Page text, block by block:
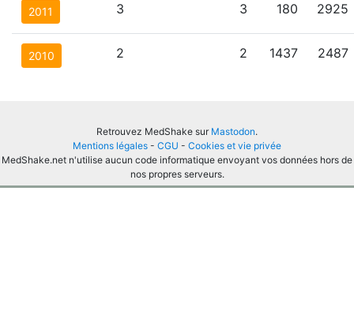
2011 3 3 180 2925
2010 2 2 1437 2487
Retrouvez MedShake sur Mastodon.
Mentions légales - CGU - Cookies et vie privée
MedShake.net n'utilise aucun code informatique envoyant vos données hors de
nos propres serveurs.